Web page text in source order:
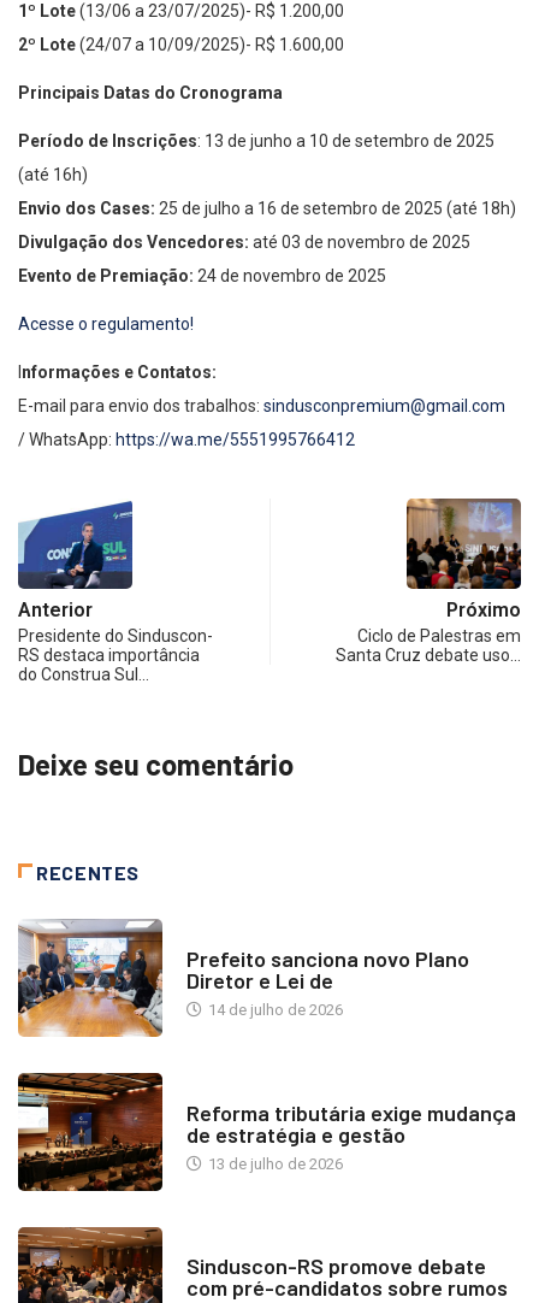
1º Lote(13/06 a 23/07/2025)- R$ 1.200,00
2º Lote(24/07 a 10/09/2025)- R$ 1.600,00
Principais Datas do Cronograma
Período de Inscrições: 13 de junho a 10 de setembro de 2025
(até 16h)
Envio dos Cases: 25 de julho a 16 de setembro de 2025 (até 18h)
Divulgação dos Vencedores: até 03 de novembro de 2025
Evento de Premiação: 24 de novembro de 2025
Acesse o regulamento!
nformações e Contatos:
E-mail para envio dos trabalhos: sindusconpremium@gmail.com
/ WhatsApp: https://wa.me/5551995766412
Anterior
Presidente do Sinduscon-
RS destaca importância
do Construa Sul…
Próximo
Ciclo de Palestras em
Santa Cruz debate uso…
Deixe seu comentário
RECENTES
Prefeito sanciona novo Plano
Diretor e Lei de
14 de julho de 2026
Reforma tributária exige mudança
de estratégia e gestão
13 de julho de 2026
Sinduscon-RS promove debate
com pré-candidatos sobre rumos